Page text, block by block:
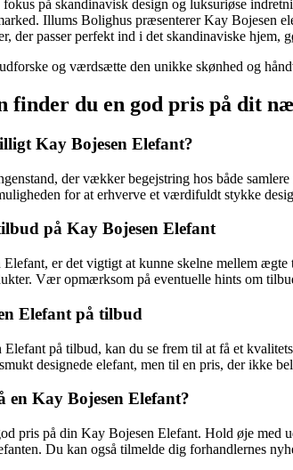
på skandinavisk design og luksuriøse
Illums Bolighus præsenterer Kay Bojesen
der passer perfekt ind i det skandinaviske
og værdsætte den unikke skønhed og
finder du en god pris på dit
Kay Bojesen Elefant?
der vækker begejstring hos både
for at erhverve et værdifuldt stykke
på Kay Bojesen Elefant
er det vigtigt at kunne skelne mellem
Vær opmærksom på eventuelle hints om
Elefant på tilbud
på tilbud, kan du se frem til at få et
designede elefant, men til en pris, der ikke
en Kay Bojesen Elefant?
pris på din Kay Bojesen Elefant. Hold øje
Du kan også tilmelde dig forhandlernes